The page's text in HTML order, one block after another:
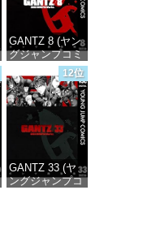
GANTZ 8 (ヤン
グジャンプコミ
ックスDIGITAL)
価格：¥100
12位
GANTZ 33 (ヤ
ングジャンプコ